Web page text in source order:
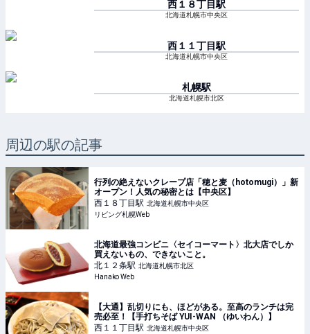
西１８丁目駅
北海道札幌市中央区
西１１丁目駅
北海道札幌市中央区
札幌駅
北海道札幌市北区
周辺の駅の記事
行列の絶えないクレープ店「穂と麦（hotomugi）」新
オープン！人気の秘密とは【中央区】
西１８丁目駅 北海道札幌市中央区
リビング札幌Web
北海道最強コンビニ〈セイコーマート〉北大店でしか
買えないもの、できないこと。
北１２条駅 北海道札幌市北区
Hanako Web
【大通】乱切りにも、ほどがある。至高のランチは完
売必至！【手打ちそば YUI-WAN （ゆいわん）】
西１１丁目駅 北海道札幌市中央区